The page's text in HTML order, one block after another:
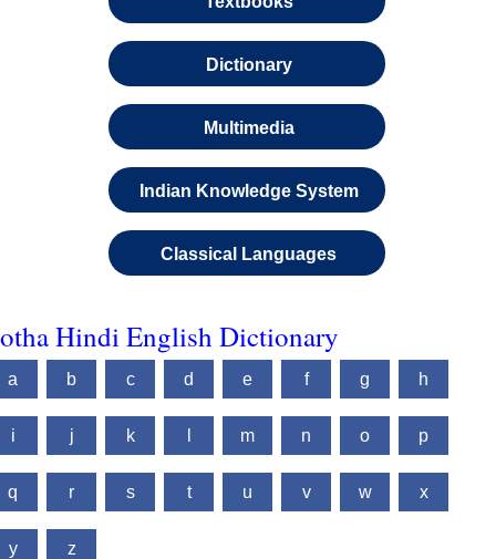
Dictionary
Multimedia
Indian Knowledge System
Classical Languages
Hindi English Dictionary
a b c d e f g h
i j k m n o p
q r s t u v w x
y z